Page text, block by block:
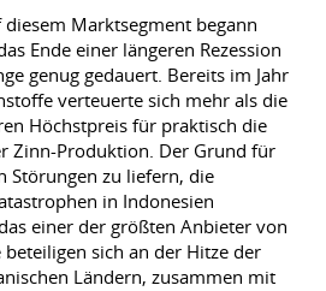
diesem Marktsegment begann
Ende einer längeren Rezession
genug gedauert. Bereits im Jahr
verteuerte sich mehr als die
Höchstpreis für praktisch die
Zinn-Produktion. Der Grund für
Störungen zu liefern, die
in Indonesien
einer der größten Anbieter von
sich an der Hitze der
Ländern, zusammen mit